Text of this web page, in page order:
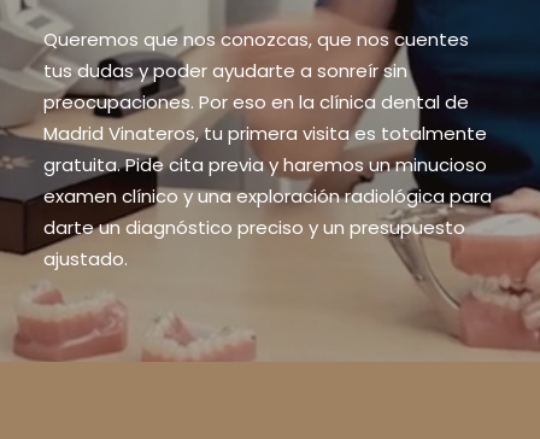
Queremos que nos conozcas, que nos cuentes
tus dudas y poder ayudarte a sonreír sin
preocupaciones. Por eso en la clínica dental de
Madrid Vinateros, tu primera visita es totalmente
gratuita. Pide cita previa y haremos un minucioso
examen clínico y una exploración radiológica para
darte un diagnóstico preciso y un presupuesto
ajustado.